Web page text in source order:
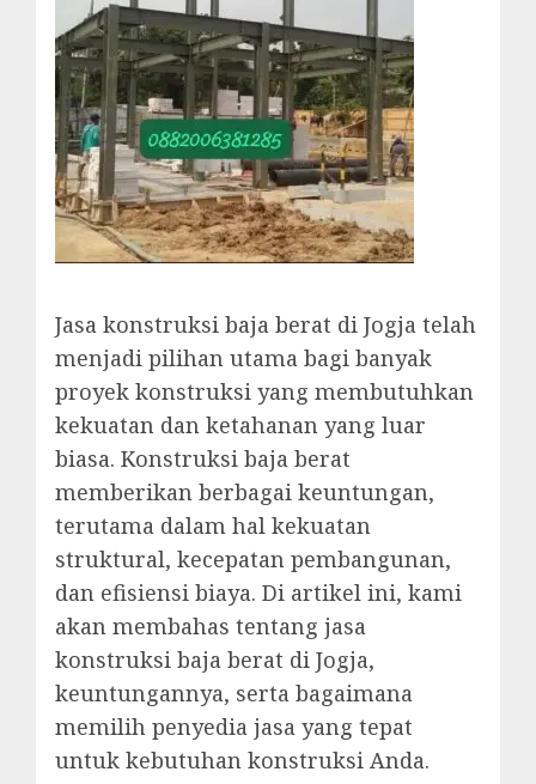
Jasa konstruksi baja berat di Jogja telah
menjadi pilihan utama bagi banyak
proyek konstruksi yang membutuhkan
kekuatan dan ketahanan yang luar
biasa. Konstruksi baja berat
memberikan berbagai keuntungan,
terutama dalam hal kekuatan
struktural, kecepatan pembangunan,
dan efisiensi biaya. Di artikel ini, kami
akan membahas tentang jasa
konstruksi baja berat di Jogja,
keuntungannya, serta bagaimana
memilih penyedia jasa yang tepat
untuk kebutuhan konstruksi Anda.